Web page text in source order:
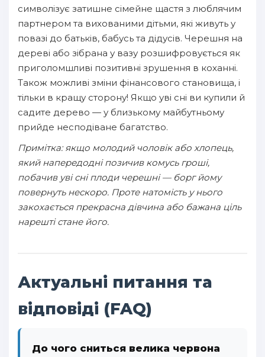
символізує затишне сімейне щастя з люблячим
партнером та вихованими дітьми, які живуть у
повазі до батьків, бабусь та дідусів. Черешня на
дереві або зібрана у вазу розшифровується як
приголомшливі позитивні зрушення в коханні.
Також можливі зміни фінансового становища, і
тільки в кращу сторону! Якщо уві сні ви купили й
садите дерево — у близькому майбутньому
прийде несподіване багатство.
Примітка: якщо молодий чоловік або хлопець,
який напередодні позичив комусь гроші,
побачив уві сні плоди черешні — борг йому
повернуть нескоро. Проте натомість у нього
закохається прекрасна дівчина або бажана ціль
нарешті стане його.
Актуальні питання та
відповіді (FAQ)
До чого сниться велика червона